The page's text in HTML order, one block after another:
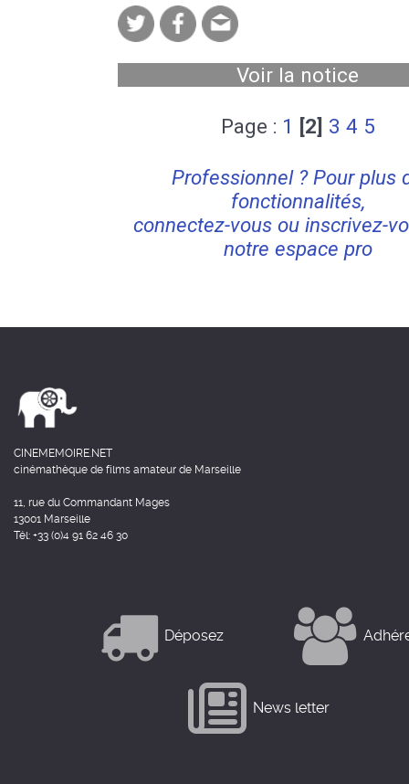
Voir la notice
Page : 1 [2] 3 4 5
Professionnel ? Pour plus
fonctionnalités,
connectez-vous ou inscrivez-
notre espace pro
CINEMEMOIRE.NET
cinémathèque de films amateur de Marseille
11, rue du Commandant Mages
13001 Marseille
Tél: +33 (0)4 91 62 46 30
Déposez
News letter